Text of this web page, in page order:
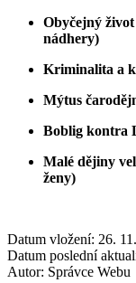
Obyčejný
nádhery)
Kriminalita a
Mýtus
Boblig kontra
Malé dějiny
ženy)
Datum vložení: 26.
Datum poslední
Autor: Správce Webu